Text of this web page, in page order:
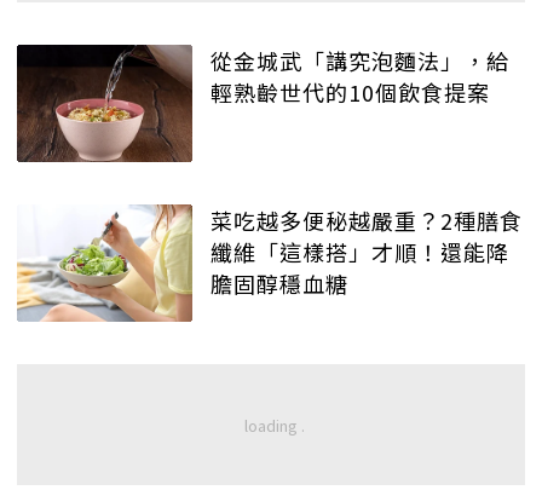
從金城武「講究泡麵法」，給
輕熟齡世代的10個飲食提案
菜吃越多便秘越嚴重？2種膳食
纖維「這樣搭」才順！還能降
膽固醇穩血糖